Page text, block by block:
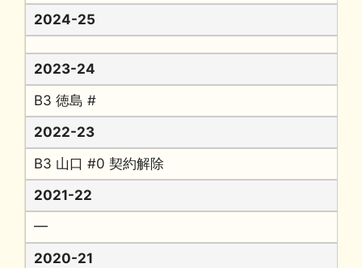
2024-25
2023-24
B3 徳島 #
2022-23
B3 山口 #0 契約解除
2021-22
━
2020-21